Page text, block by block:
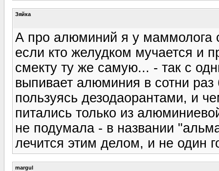
Зяйка
А про алюминий я у маммолога
если кто желудком мучается и
смекту ту же самую... - так с
выпивает алюминия в сотни
пользуясь дезодаорантами, и
питались только из
не подумала - в названии
лечится этим делом, и не один
margul